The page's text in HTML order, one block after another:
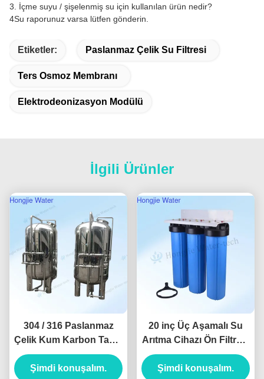
3. İçme suyu / şişelenmiş su için kullanılan ürün nedir?
4Su raporunuz varsa lütfen gönderin.
Etiketler: Paslanmaz Çelik Su Filtresi
Ters Osmoz Membranı
Elektrodeonizasyon Modülü
İlgili Ürünler
304 / 316 Paslanmaz
Çelik Kum Karbon Tankı
Filtresi 60m3/H Su
Arıtma Ekipmanı
Şimdi konuşalım.
20 inç Üç Aşamalı Su
Arıtma Cihazı Ön Filtresi
Tüm Ev Su Arıtma İçin
Şimdi konuşalım.